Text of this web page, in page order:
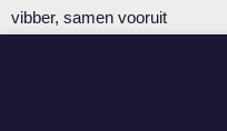
vibber, samen vooruit